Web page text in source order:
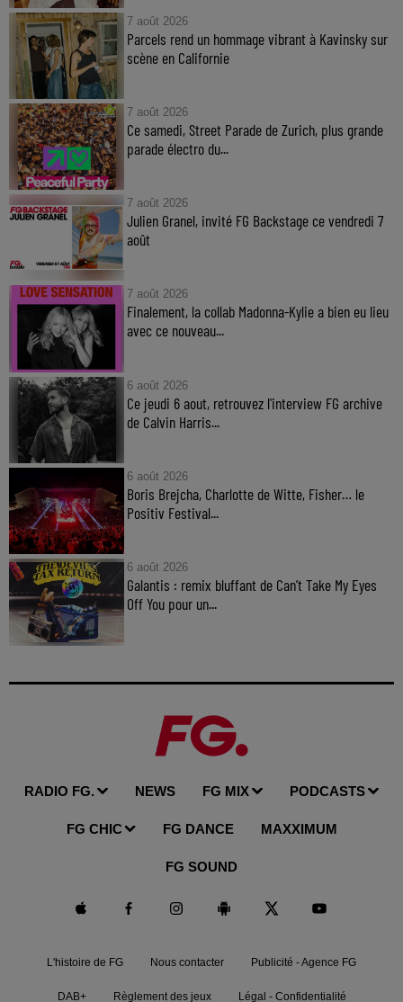
7 août 2026
Parcels rend un hommage vibrant à Kavinsky sur
scène en Californie
7 août 2026
Ce samedi, Street Parade de Zurich, plus grande
parade électro du...
7 août 2026
Julien Granel, invité FG Backstage ce vendredi 7
août
7 août 2026
Finalement, la collab Madonna-Kylie a bien eu lieu
avec ce nouveau...
6 août 2026
Ce jeudi 6 aout, retrouvez l'interview FG archive
de Calvin Harris...
6 août 2026
Boris Brejcha, Charlotte de Witte, Fisher… le
Positiv Festival...
6 août 2026
Galantis : remix bluffant de Can’t Take My Eyes
Off You pour un...
RADIO FG. NEWS FG MIX PODCASTS
FG CHIC FG DANCE MAXXIMUM
FG SOUND
L'histoire de FG Nous contacter Publicité - Agence FG
DAB+ Règlement des jeux Légal - Confidentialité